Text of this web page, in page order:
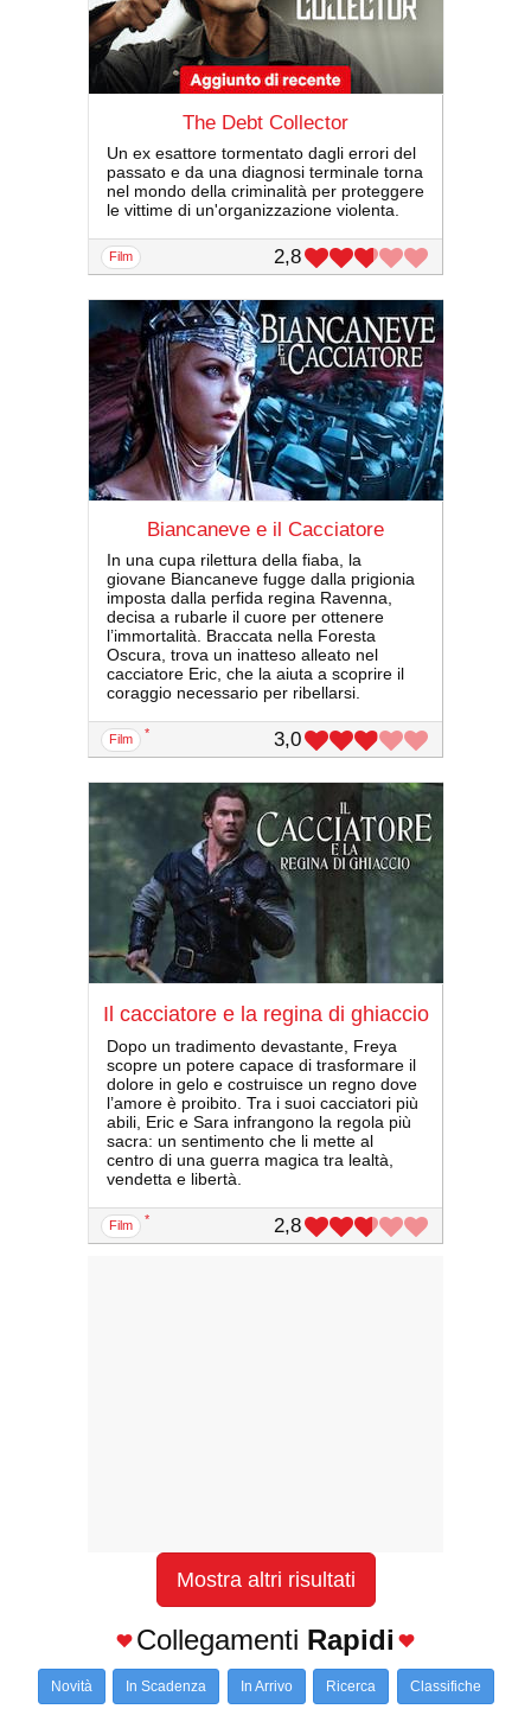
The Debt Collector
Un ex esattore tormentato dagli errori del
passato e da una diagnosi terminale torna
nel mondo della criminalità per proteggere
le vittime di un'organizzazione violenta.
film 2,8
Biancaneve e il Cacciatore
In una cupa rilettura della fiaba, la
giovane Biancaneve fugge dalla prigionia
imposta dalla perfida regina Ravenna,
decisa a rubarle il cuore per ottenere
l’immortalità. Braccata nella Foresta
Oscura, trova un inatteso alleato nel
cacciatore Eric, che la aiuta a scoprire il
coraggio necessario per ribellarsi.
film * 3,0
Il cacciatore e la regina di ghiaccio
Dopo un tradimento devastante, Freya
scopre un potere capace di trasformare il
dolore in gelo e costruisce un regno dove
l’amore è proibito. Tra i suoi cacciatori più
abili, Eric e Sara infrangono la regola più
sacra: un sentimento che li mette al
centro di una guerra magica tra lealtà,
vendetta e libertà.
film * 2,8
Mostra altri risultati
Collegamenti Rapidi
Novità In Scadenza In Arrivo Ricerca Classifiche